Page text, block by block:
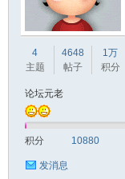
4
主题
4648
帖子
1万
积分
论坛元老
积分 10880
发消息